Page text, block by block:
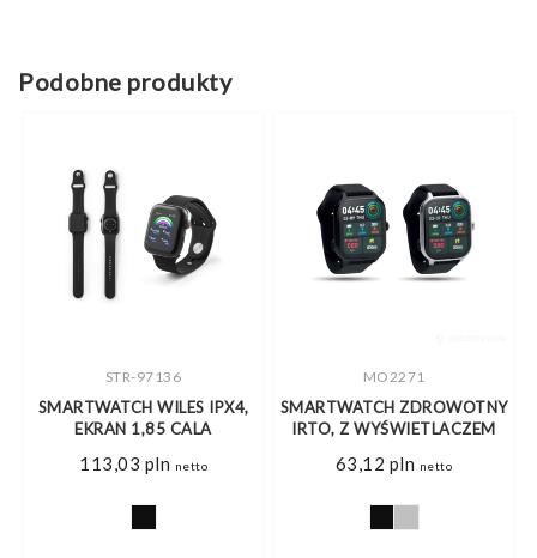
Podobne produkty
STR-97136
SMARTWATCH WILES IPX4,
EKRAN 1,85 CALA
113,03 pln netto
MO2271
SMARTWATCH ZDROWOTNY
IRTO, Z WYŚWIETLACZEM
63,12 pln netto